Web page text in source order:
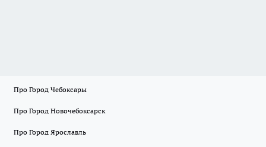
Про Город Чебоксары
Про Город Новочебоксарск
Про Город Ярославль